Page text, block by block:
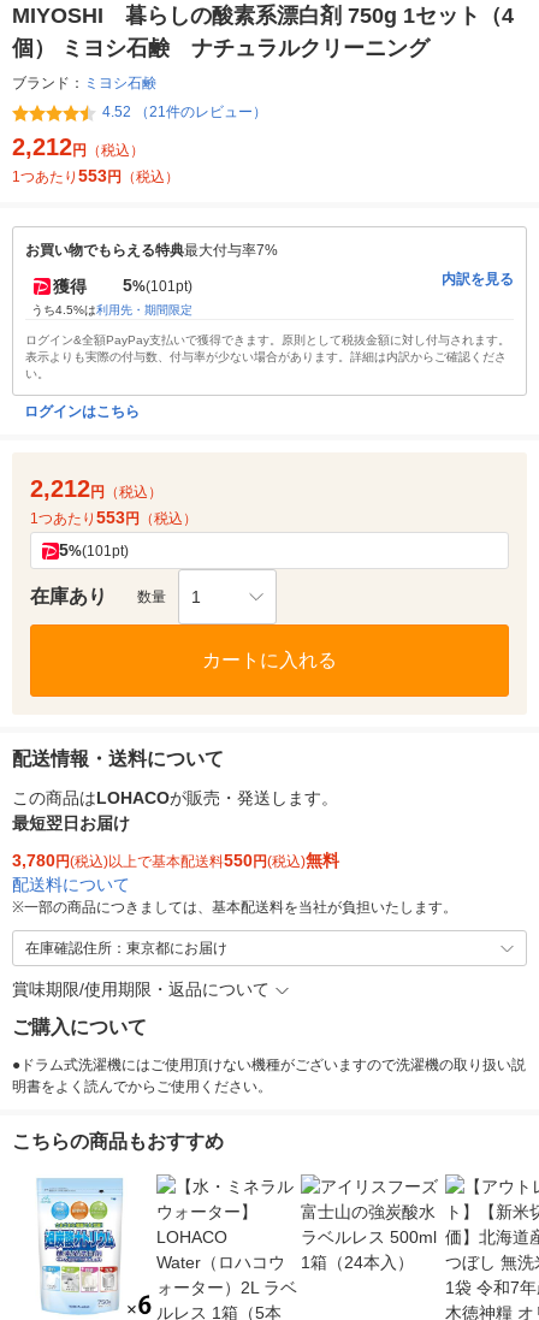
MIYOSHI 暮らしの酸素系漂白剤 750g 1セット（4
個） ミヨシ石鹸 ナチュラルクリーニング
ブランド： ミヨシ石鹸
4.52 （21件のレビュー）
2,212円
（税込）
1つあたり 553円 （税込）
お買い物でもらえる特典最大付与率7%
獲得 5%(101pt)
うち4.5%は利用先・期間限定
内訳を見る
ログイン&全額PayPay支払いで獲得できます。原則として税抜金額に対し付与されます。
表示よりも実際の付与数、付与率が少ない場合があります。詳細は内訳からご確認くださ
い。
ログインはこちら
2,212円
（税込）
1つあたり 553円 （税込）
5%(101pt)
在庫あり 数量 1
カートに入れる
配送情報・送料について
この商品はLOHACOが販売・発送します。
最短翌日お届け
3,780円(税込)以上で基本配送料550円(税込)無料
配送料について
※一部の商品につきましては、基本配送料を当社が負担いたします。
在庫確認住所：東京都にお届け
賞味期限/使用期限・返品について
ご購入について
●ドラム式洗濯機にはご使用頂けない機種がございますので洗濯機の取り扱い説
明書をよく読んでからご使用ください。
こちらの商品もおすすめ